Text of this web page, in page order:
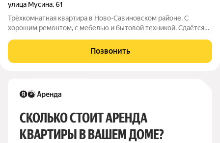
улица Мусина,61
Трёхкомнатная квартира в Ново-Савиновском районе. С
хорошим ремонтом, с мебелью и бытовой техникой. Сдаётся
Позвонить
СКОЛЬКО СТОИТ АРЕНДА
КВАРТИРЫ В ВАШЕМ ДОМЕ?